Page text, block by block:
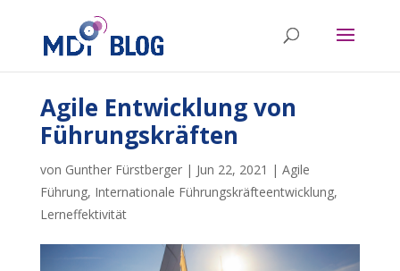
Agile Entwicklung von
Führungskräften
von Gunther Fürstberger| Jun 22, 2021 | Agile
Führung, Internationale Führungskräfteentwicklung,
Lerneffektivität